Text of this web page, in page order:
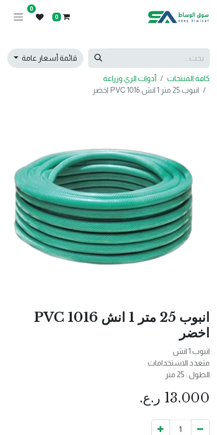
0
0
قائمة أسعار عامة
كافة المنتجات
أدوات الري وزراعة
انبوب 25 متر 1 انش 1016 PVC اخضر
انبوب 25 متر 1 انش 1016 PVC
اخضر
انبوب 1 انش
متعدد الاستخدامات
الطول : 25 متر
13.000 ر.ع.